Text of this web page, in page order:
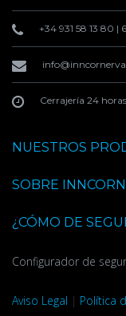
+34 931 58 13 80 |
Cerrajería 24 horas
NUESTROS
SOBRE
¿CÓMO DE
Configurador de
Aviso Legal | Política